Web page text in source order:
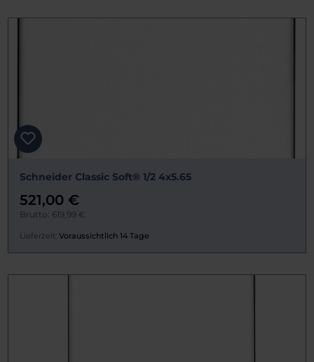
Schneider Classic Soft® 1/2 4x5.65
521,00 €
Brutto: 619,99 €
Lieferzeit: Voraussichtlich 14 Tage